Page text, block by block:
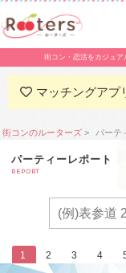
街コン・恋活をカジュ
マッチングアプ
街コンのルーターズ パーテ
パーティーレポート
REPORT
1 2 3 4